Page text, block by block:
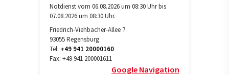
Notdienst vom 06.08.2026 um 08:30 Uhr bis
07.08.2026 um 08:30 Uhr.
Friedrich-Viehbacher-Allee 7
93055Regensburg
Tel: +49 941 20000160
Fax: +49 941 200001611
Google Navigation